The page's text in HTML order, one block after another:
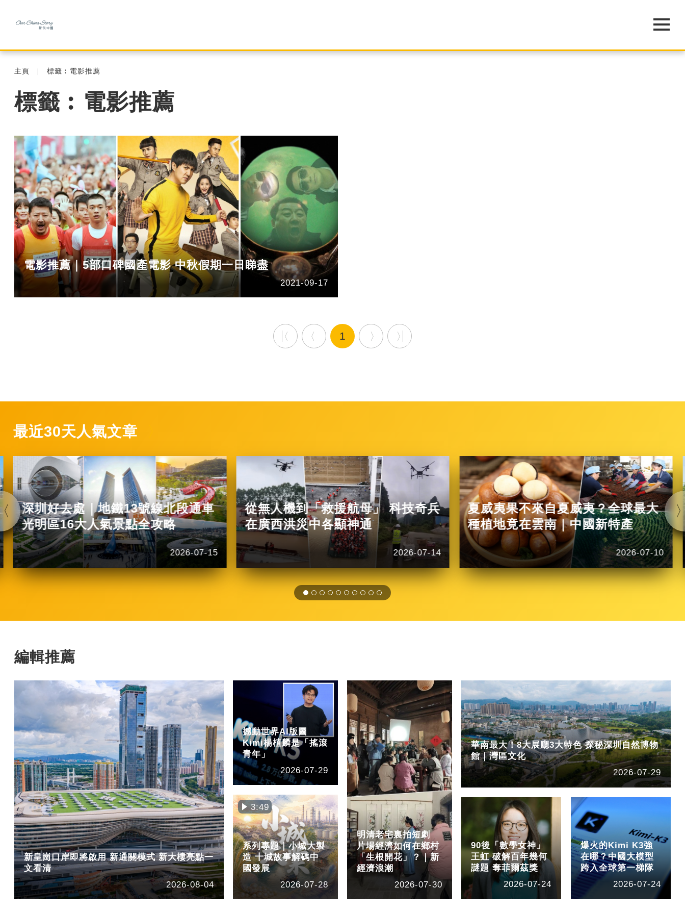
主頁 標籤︰電影推薦
標籤︰電影推薦
電影推薦｜5部口碑國產電影 中秋假期一日睇盡
2021-09-17
1
最近30天人氣文章
深圳好去處｜地鐵13號線北段通車
光明區16大人氣景點全攻略
2026-07-15
從無人機到「救援航母」 科技奇兵
在廣西洪災中各顯神通
2026-07-14
夏威夷果不來自夏威夷？全球最大
種植地竟在雲南｜中國新特產
2026-07-10
編輯推薦
新皇崗口岸即將啟用 新通關模式 新大樓亮點一
文看清
2026-08-04
撼動世界AI版圖
Kimi楊植麟是「搖滾
青年」
2026-07-29
3:49
系列專題｜小城大製
造 十城故事解碼中
國發展
2026-07-28
明清老宅裏拍短劇
片場經濟如何在鄉村
「生根開花」？｜新
經濟浪潮
2026-07-30
華南最大！8大展廳3大特色 探秘深圳自然博物
館｜灣區文化
2026-07-29
90後「數學女神」
王虹 破解百年幾何
謎題 奪菲爾茲獎
2026-07-24
爆火的Kimi K3強
在哪？中國大模型
跨入全球第一梯隊
2026-07-24